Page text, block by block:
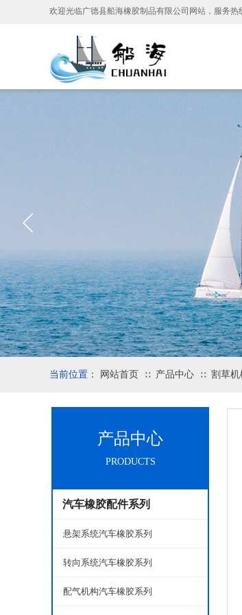
欢迎光临广德县船海橡胶制品有限公司 网站，服务热
当前位置： 网站首页 ∷ 产品中心 ∷ 割草
PRODUCTS
产品中心
汽车橡胶配件系列
悬架系统汽车橡胶系列
转向系统汽车橡胶系列
配气机构汽车橡胶系列
PRODUCTS
产品中心